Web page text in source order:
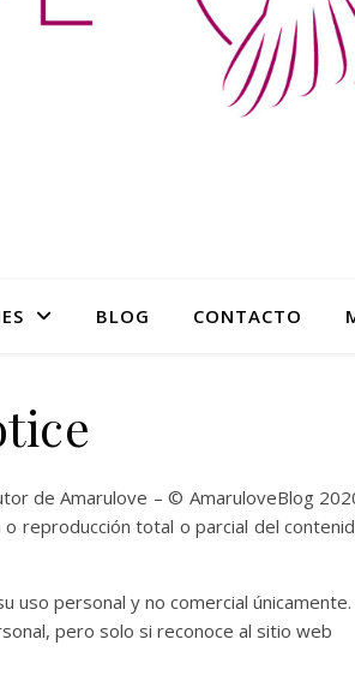
BLOG CONTACTO
de Amarulove – © AmaruloveBlog
reproducción total o parcial del
uso personal y no comercial únicamente.
pero solo si reconoce al sitio web